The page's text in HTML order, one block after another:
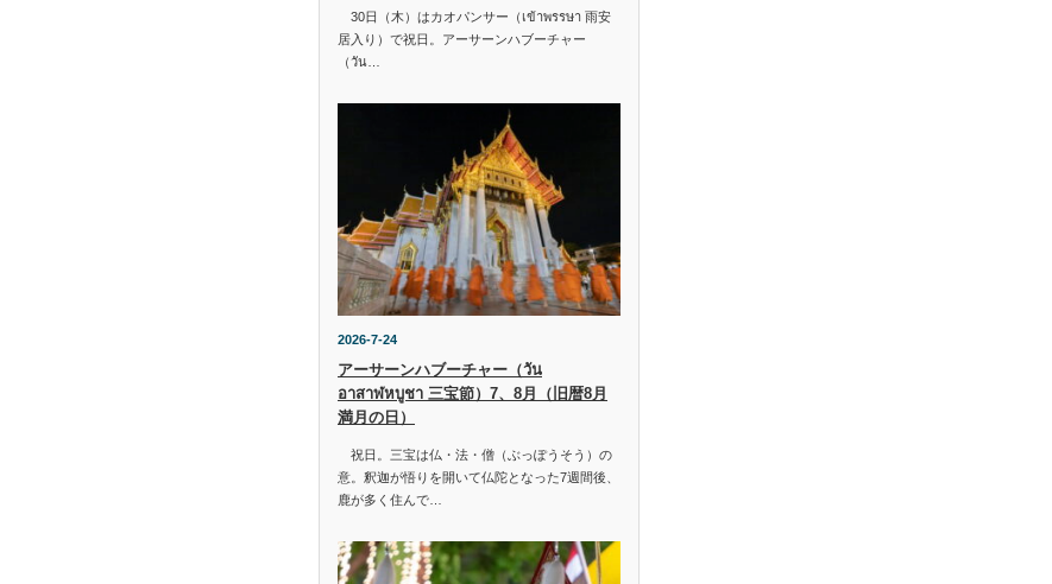
30日（木）はカオパンサー（เข้าพรรษา 雨安
居入り）で祝日。アーサーンハブーチャー
（วัน…
2026-7-24
アーサーンハブーチャー（วัน
อาสาฬหบูชา 三宝節）7、8月（旧暦8月
満月の日）
祝日。三宝は仏・法・僧（ぶっぽうそう）の
意。釈迦が悟りを開いて仏陀となった7週間後、
鹿が多く住んで…